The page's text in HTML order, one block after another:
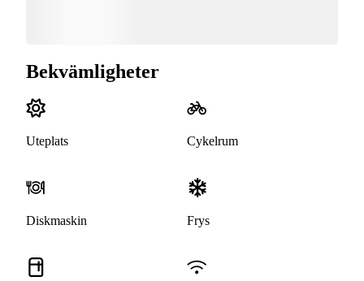
Bekvämligheter
Uteplats Cykelrum
Diskmaskin Frys